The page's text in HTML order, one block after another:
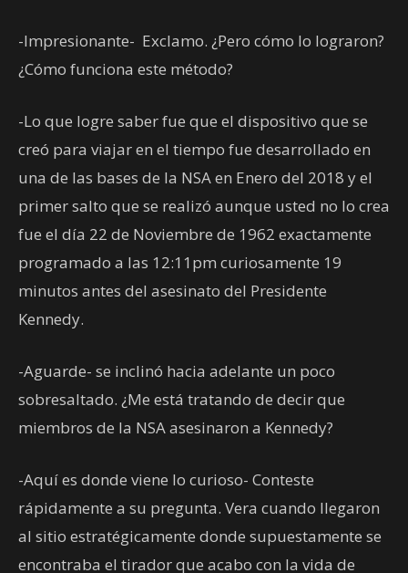
-Impresionante- Exclamo. ¿Pero cómo lo lograron?
¿Cómo funciona este método?
-Lo que logre saber fue que el dispositivo que se
creó para viajar en el tiempo fue desarrollado en
una de las bases de la NSA en Enero del 2018 y el
primer salto que se realizó aunque usted no lo crea
fue el día 22 de Noviembre de 1962 exactamente
programado a las 12:11pm curiosamente 19
minutos antes del asesinato del Presidente
Kennedy.
-Aguarde- se inclinó hacia adelante un poco
sobresaltado. ¿Me está tratando de decir que
miembros de la NSA asesinaron a Kennedy?
-Aquí es donde viene lo curioso- Conteste
rápidamente a su pregunta. Vera cuando llegaron
al sitio estratégicamente donde supuestamente se
encontraba el tirador que acabo con la vida de